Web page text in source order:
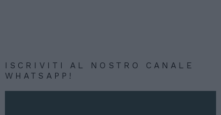
ISCRIVITI AL NOSTRO CANALE
WHATSAPP!